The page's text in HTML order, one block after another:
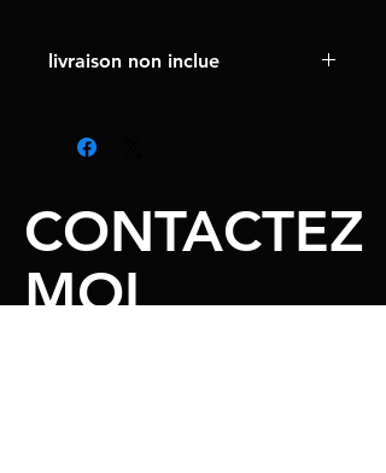
livraison non inclue
CONTACTEZ
MOI